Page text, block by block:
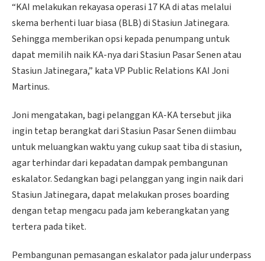
“KAI melakukan rekayasa operasi 17 KA di atas melalui
skema berhenti luar biasa (BLB) di Stasiun Jatinegara.
Sehingga memberikan opsi kepada penumpang untuk
dapat memilih naik KA-nya dari Stasiun Pasar Senen atau
Stasiun Jatinegara,” kata VP Public Relations KAI Joni
Martinus.
Joni mengatakan, bagi pelanggan KA-KA tersebut jika
ingin tetap berangkat dari Stasiun Pasar Senen diimbau
untuk meluangkan waktu yang cukup saat tiba di stasiun,
agar terhindar dari kepadatan dampak pembangunan
eskalator. Sedangkan bagi pelanggan yang ingin naik dari
Stasiun Jatinegara, dapat melakukan proses boarding
dengan tetap mengacu pada jam keberangkatan yang
tertera pada tiket.
Pembangunan pemasangan eskalator pada jalur underpass